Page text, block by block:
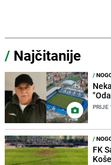
/ Najčitanije
/
PRIJE
/
FK